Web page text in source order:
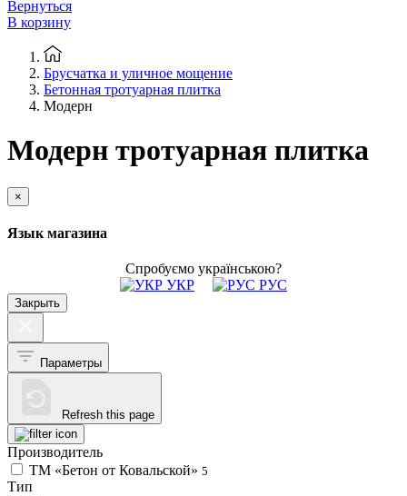
Вернуться
В корзину
Брусчатка и уличное мощение
Бетонная тротуарная плитка
Модерн
Модерн тротуарная плитка
×
Язык магазина
Спробуємо українською?
УКР
РУС
Закрыть
Параметры
Refresh this page
Производитель
ТМ «Бетон от Ковальской» 5
Тип